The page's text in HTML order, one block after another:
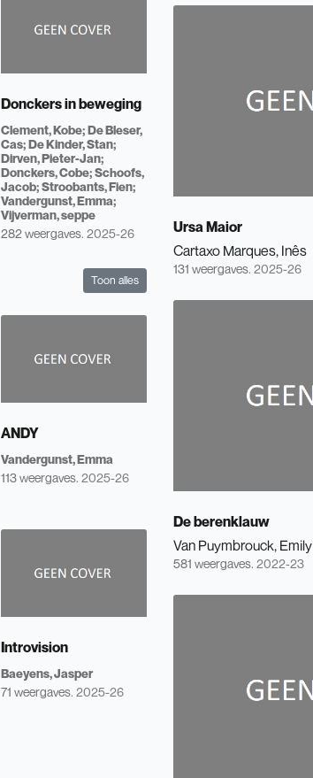
Donckers in beweging
Clement, Kobe De Bleser,
Cas De Kinder, Stan
Dirven, Pieter-Jan
Donckers, Cobe Schoofs,
Jacob Stroobants, Fien
Vandergunst, Emma
Vijverman, seppe
282 weergaves. 2025-26
Toon alles
ANDY
Vandergunst, Emma
113 weergaves. 2025-26
Introvision
Baeyens, Jasper
71 weergaves. 2025-26
Ursa Maior
Cartaxo Marques, Inês
131 weergaves. 2025-26
De berenklauw
Van Puymbrouck, Emily
581 weergaves. 2022-23